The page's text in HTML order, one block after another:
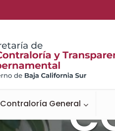
Contraloría General